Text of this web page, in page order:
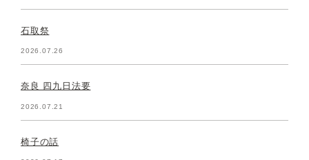
石取祭
2026.07.26
奈良 四九日法要
2026.07.21
椅子の話